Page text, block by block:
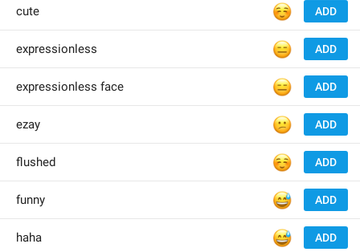
ADD
☺️
cute
ADD
😑
expressionless
ADD
😑
expressionless face
ADD
😕
ezay
ADD
☺️
flushed
ADD
😅
funny
ADD
😅
haha